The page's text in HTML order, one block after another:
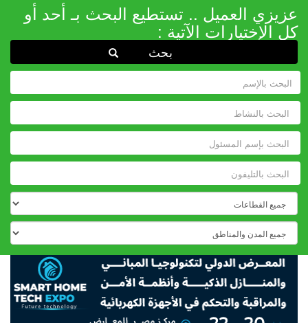
عزيزي العميل .. تستطيع البحث بـ أحد أو
كل الإختيارات الآتية :